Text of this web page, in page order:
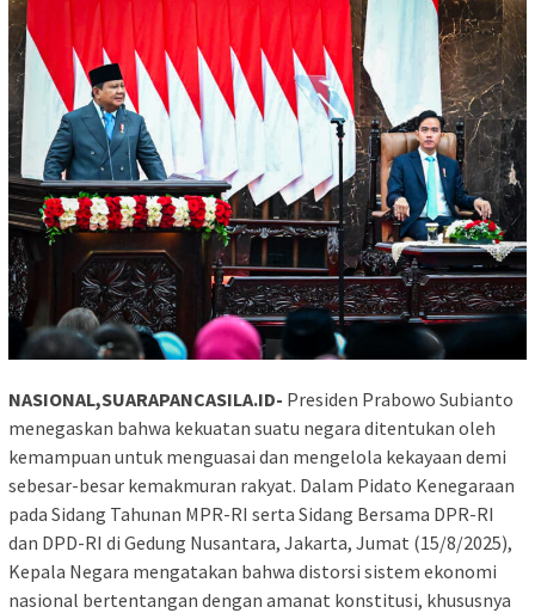
NASIONAL,SUARAPANCASILA.ID- Presiden Prabowo Subianto
menegaskan bahwa kekuatan suatu negara ditentukan oleh
kemampuan untuk menguasai dan mengelola kekayaan demi
sebesar-besar kemakmuran rakyat. Dalam Pidato Kenegaraan
pada Sidang Tahunan MPR-RI serta Sidang Bersama DPR-RI
dan DPD-RI di Gedung Nusantara, Jakarta, Jumat (15/8/2025),
Kepala Negara mengatakan bahwa distorsi sistem ekonomi
nasional bertentangan dengan amanat konstitusi, khususnya